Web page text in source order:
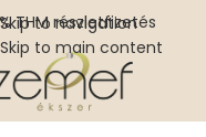
Skip to navigation
Skip to main content
THM részletfizetés